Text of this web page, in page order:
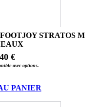
STRATOS M
€
avec options.
PANIER